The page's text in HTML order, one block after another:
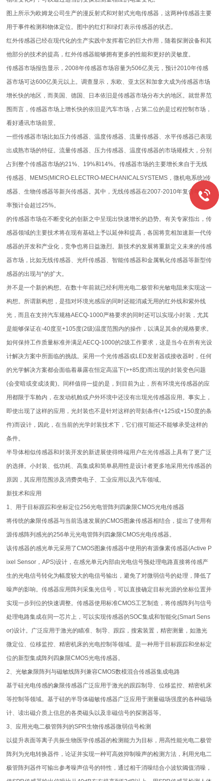
图上所示为欧姆龙公司生产的漫反射式和对射式光电传感器，这两种传感器主要
用于事件检测和物体定位。图中的红灯和绿灯表示传感器的状态。
红外传感器已经在现代化的生产实践中发挥着它的巨大作用，随着探测设备和其
他部分的技术的提高，红外传感器能够拥有更多的性能和更好的灵敏度。
传感器市场报告显示，2008年传感器市场容量为506亿美元，预计2010年传感
器市场可达600亿美元以上。调查显示，东欧、亚太区和加拿大成为传感器市场
增长快的地区，而美国、德国、日本依旧是传感器市场分布大的地区。就世界范
围而言，传感器市场上增长快的依旧是汽车市场，占第二位的是过程控制市场，
看好通讯市场前景。
一些传感器市场比如压力传感器、温度传感器、流量传感器、水平传感器已表现
出成熟市场的特征。流量传感器、压力传感器、温度传感器的市场规模大，分别
占到整个传感器市场的21%、19%和14%。传感器市场的主要增长来自于无线
传感器、MEMS(MICRO-ELECTRO-MECHANICALSYSTEMS，微机电系统)传
感器、生物传感器等新兴传感器。其中，无线传感器在2007-2010年复合年增长
率预计会超过25%。
的传感器市场在不断变化的创新之中呈现出快速增长的趋势。有关专家指出，传
感器领域的主要技术将在现有基础上予以延伸和提高，各国将竞相加速新一代传
感器的开发和产业化，竞争也将日益激烈。新技术的发展将重新定义未来的传感
器市场，比如无线传感器、光纤传感器、智能传感器和金属氧化传感器等新型传
感器的出现与*的扩大。
并不是一个新的构想。在数十年前就已经利用光电二极管和光敏电阻来实现这一
构想。所谓新构想，是指对环境光感应的同时还能消减无用的红外线和紫外线
光，而且在支持汽车规格AECQ-1000严格要求的同时还可以实现小封装，尤其
是能够保证在-40度至+105度(2级)温度范围内的操作，以满足其余的规格要求。
如何保持工作质量标准并满足AECQ-1000的2级工作要求，这是当今在所有光设
计解决方案中所面临的挑战。采用一个光传感器或LED发射器或接收器时，任何
的光学解决方案都会面临着暴露在恒定高温下(>+85度)而出现的封装变色问题
(会变暗或变成淡黄)。同样值得一提的是，到目前为止，所有环境光传感器的应
用都限于车舱内，在发动机舱或户外环境中还没有出现光传感器应用。事实上，
即使出现了这样的应用，光封装也不是针对这样的苛刻条件(+125或+150度的条
件)而设计，因此，在当前的光学封装技术下，它们很可能还不能够承受这样的
条件。
半导体相似传感器和封装开发的新进展使得终端用户在光传感器上具有了更广泛
的选择。小封装、低功耗、高集成和简单易用性是设计者更多地采用光传感器的
原因，其应用范围涉及消费类电子、工业应用以及汽车领域。
新技术和应用
1、用于目标跟踪和坐标定位256光电管阵列四象限CMOS光电传感器
将传统的象限传感器与当前迅速发展的CMOS图象传感器相结合，提出了使用有
源传感阵列感光的256单元光电管阵列四象限CMOS光电传感器。
该传感器的感光单元采用了CMOS图象传感器中使用的有源像素传感器(Active P
ixel Sensor，APS)设计，在感光单元内部由光电信号预处理电路直接将传感产
生的光电信号转化为幅度较大的电信号输出，避免了对微弱信号的处理，降低了
噪声的影响。传感器应用阵列采集光信号，可以直接确定目标光源的坐标位置并
实现一步到位的快速调整。传感器使用标准CMOS工艺制造，将传感阵列与信号
处理电路集成在同一芯片上，可以实现传感器的SOC集成和智能化(Smart Sens
or)设计。广泛应用于激光的瞄准、制导、跟踪，搜索装置，精密测量，如激光
微定位、位移监控、精密机床的光电控制等领域。是一种用于目标跟踪和坐标定
位的新型集成阵列四象限CMOS光电传感器。
2、光敏象限阵列与磁敏线阵列兼容CMOS数模混合传感器集成电路
基于硅光电传感的象限传感器广泛应用于激光的跟踪制导、位移监控、精密机床
等控制等领域。基于硅的半导体磁敏传感器广泛应用于测量磁场强度的各种磁场
计、读出磁介质上信息的各类磁头以及非磁信号的探测器等。
3、应用光电二极管阵列的SPR生物传感器微弱信号检测
以提升表面等离子共振生物医学传感器的检测能力为目标，用高性能光电二极管
阵列为光电转换器件，论证并实现一种可高效抑制噪声的检测方法，利用光电二
极管阵列器件可输出参考噪声信号的特性，通过相干消噪结合小波软阈值消噪，